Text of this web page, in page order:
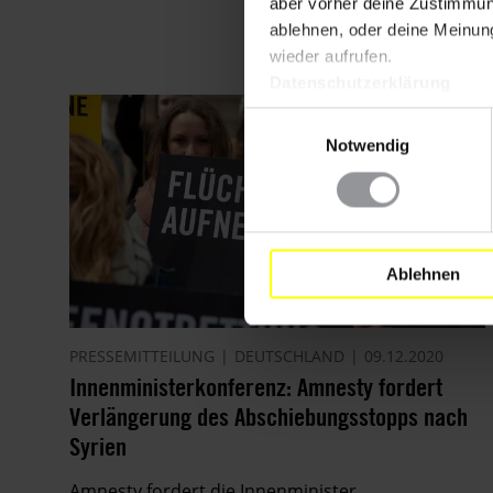
ablehnen, oder deine
wieder aufrufen.
Notwendig
Ablehnen
PRESSEMITTEILUNG DEUTSCHLAND 09.12.2020
Innenministerkonferenz: Amnesty fordert
Verlängerung des Abschiebungsstopps nach
Syrien